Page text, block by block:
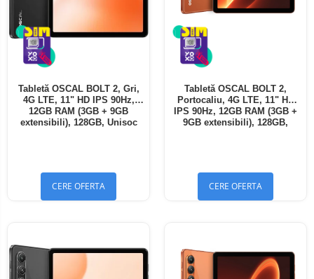
Tabletă OSCAL BOLT 2, Gri,
4G LTE, 11" HD IPS 90Hz,
12GB RAM (3GB + 9GB
extensibili), 128GB, Unisoc
CERE OFERTA
Tabletă OSCAL BOLT 2,
Portocaliu, 4G LTE, 11" HD
IPS 90Hz, 12GB RAM (3GB +
9GB extensibili), 128GB,
CERE OFERTA